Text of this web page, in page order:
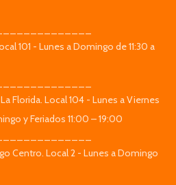
101 - Lunes a Domingo de 11:30 a
Florida. Local 104 - Lunes a Viernes
y Feriados 11:00 – 19:00
Centro. Local 2 - Lunes a Domingo